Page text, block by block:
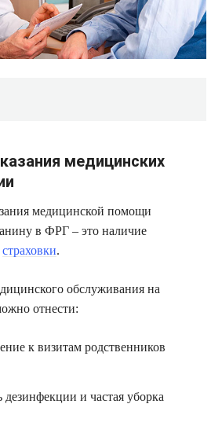
медицинских
медицинской помощи
в ФРГ – это наличие
страховки.
обслуживания на
отнести:
к визитам родственников
дезинфекции и частая уборка